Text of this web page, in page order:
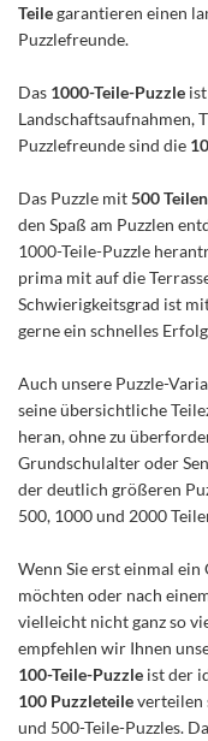
Teilegarantieren einen
Puzzlefreunde.
Das 1000-Teile-Puzzle
Landschaftsaufnahmen,
Puzzlefreunde sind die
Das Puzzle mit500 Teilen
den Spaß am Puzzlen
1000-Teile-Puzzle
prima mit auf die
Schwierigkeitsgrad ist
gerne ein schnelles
Auch unsere Puzzle-
seine übersichtliche
heran, ohne zu
Grundschulalter oder
der deutlich größeren
500, 1000 und 2000
Wenn Sie erst einmal
möchten oder nach
vielleicht nicht ganz so
empfehlen wir Ihnen
100-Teile-Puzzle ist der
100 Puzzleteileverteilen
und 500-Teile-Puzzles.